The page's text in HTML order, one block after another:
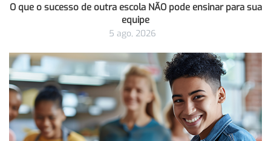
O que o sucesso de outra escola NÃO pode ensinar para sua
equipe
5 ago, 2026